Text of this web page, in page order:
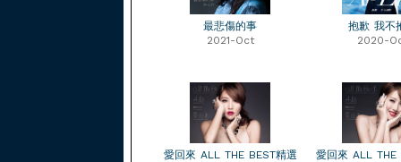
最悲傷的事
2021-Oct
抱歉 我不
2020-
愛回來 ALL THE BEST精選
愛回來 ALL THE